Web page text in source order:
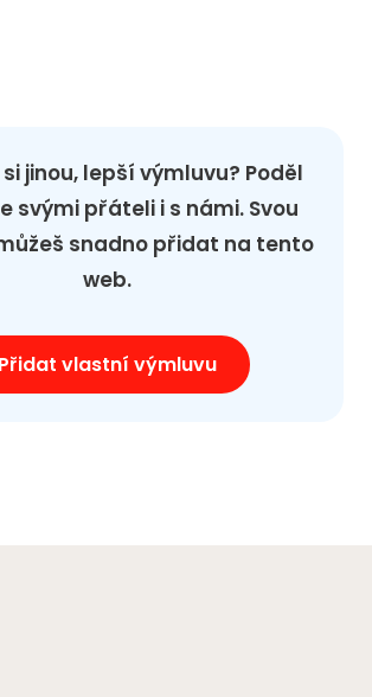
jinou, lepší výmluvu? Poděl
svými přáteli i s námi. Svou
snadno přidat na tento
web.
Přidat vlastní výmluvu